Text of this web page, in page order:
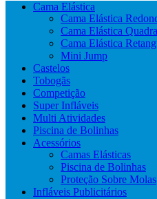
Cama Elástica
Cama Elástica
Cama Elástica
Cama Elástica
Mini Jump
Castelos
Tobogãs
Competição
Super Infláveis
Multi Atividades
Piscina de Bolinhas
Acessórios
Camas Elásticas
Piscina de Bolinhas
Proteção Sobre Molas
Infláveis Publicitários